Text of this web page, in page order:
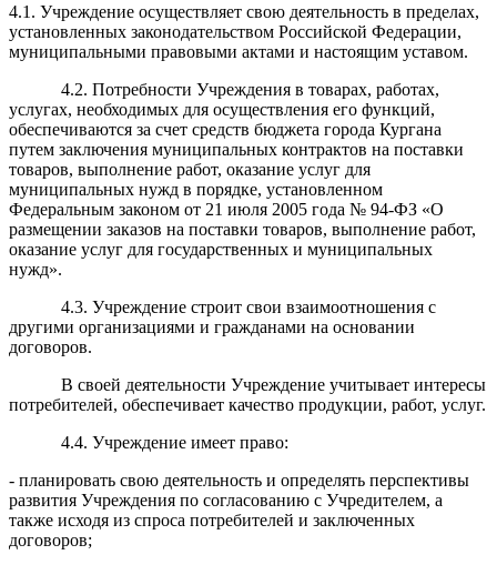
4.1. Учреждение осуществляет свою деятельность в пределах,
установленных законодательством Российской Федерации,
муниципальными правовыми актами и настоящим уставом.
4.2. Потребности Учреждения в товарах, работах,
услугах, необходимых для осуществления его функций,
обеспечиваются за счет средств бюджета города Кургана
путем заключения муниципальных контрактов на поставки
товаров, выполнение работ, оказание услуг для
муниципальных нужд в порядке, установленном
Федеральным законом от 21 июля 2005 года № 94-ФЗ «О
размещении заказов на поставки товаров, выполнение работ,
оказание услуг для государственных и муниципальных
нужд».
4.3. Учреждение строит свои взаимоотношения с
другими организациями и гражданами на основании
договоров.
В своей деятельности Учреждение учитывает интересы
потребителей, обеспечивает качество продукции, работ, услуг.
4.4. Учреждение имеет право:
- планировать свою деятельность и определять перспективы
развития Учреждения по согласованию с Учредителем, а
также исходя из спроса потребителей и заключенных
договоров;